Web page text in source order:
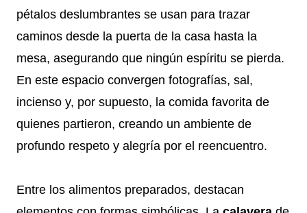
pétalos deslumbrantes se usan para trazar
caminos desde la puerta de la casa hasta la
mesa, asegurando que ningún espíritu se pierda.
En este espacio convergen fotografías, sal,
incienso y, por supuesto, la comida favorita de
quienes partieron, creando un ambiente de
profundo respeto y alegría por el reencuentro.
Entre los alimentos preparados, destacan